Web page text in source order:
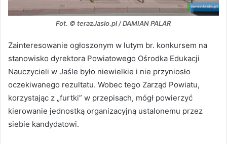
Fot. © terazJaslo.pl / DAMIAN PALAR
Zainteresowanie ogłoszonym w lutym br. konkursem na
stanowisko dyrektora Powiatowego Ośrodka Edukacji
Nauczycieli w Jaśle było niewielkie i nie przyniosło
oczekiwanego rezultatu. Wobec tego Zarząd Powiatu,
korzystając z „furtki” w przepisach, mógł powierzyć
kierowanie jednostką organizacyjną ustalonemu przez
siebie kandydatowi.